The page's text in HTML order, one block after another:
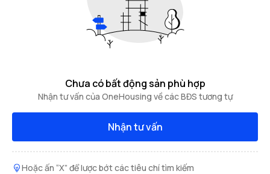
Chưa có bất động sản phù hợp
Nhận tư vấn của OneHousing về các BĐS tương tự
Nhận tư vấn
Hoặc ấn “X” để lược bớt các tiêu chí tìm kiếm